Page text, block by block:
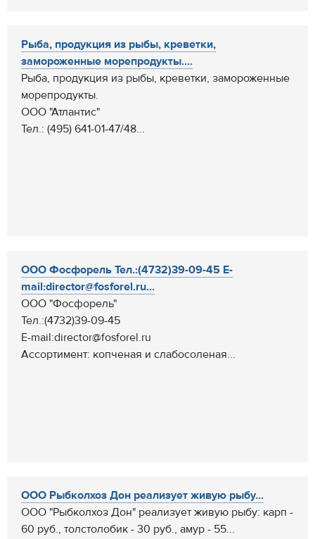
Рыба, продукция из рыбы, креветки,
замороженные морепродукты....
Рыба, продукция из рыбы, креветки, замороженные
морепродукты.
ООО "Атлантис"
Тел.: (495) 641-01-47/48...
ООО Фосфорель Тел.:(4732)39-09-45 E-
mail:director@fosforel.ru...
ООО "Фосфорель"
Тел.:(4732)39-09-45
E-mail:director@fosforel.ru
Ассортимент: копченая и слабосоленая...
ООО Рыбколхоз Дон реализует живую рыбу...
ООО "Рыбколхоз Дон" реализует живую рыбу: карп -
60 руб., толстолобик - 30 руб., амур - 55...